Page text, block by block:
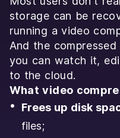
storage can be
running a video
And the
you can watch it,
to the cloud.
What video
Frees up disk
files;